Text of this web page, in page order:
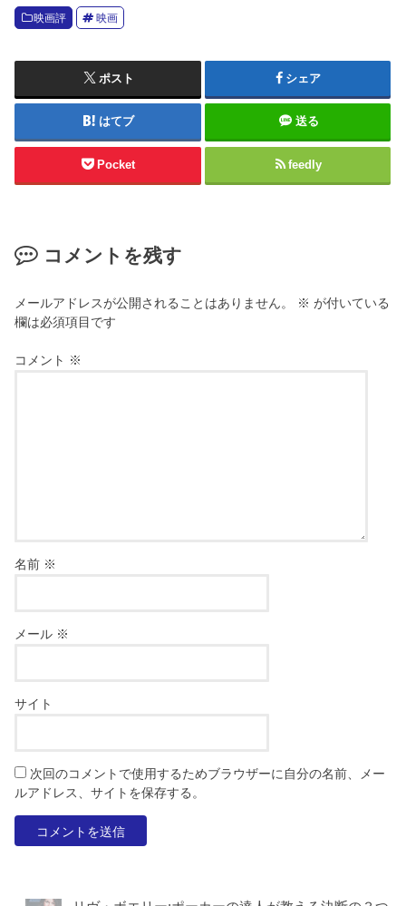
映画評 映画
ポスト シェア
はてブ 送る
Pocket feedly
コメントを残す
メールアドレスが公開されることはありません。 ※ が付いている
欄は必須項目です
コメント ※
名前 ※
メール ※
サイト
次回のコメントで使用するためブラウザーに自分の名前、メー
ルアドレス、サイトを保存する。